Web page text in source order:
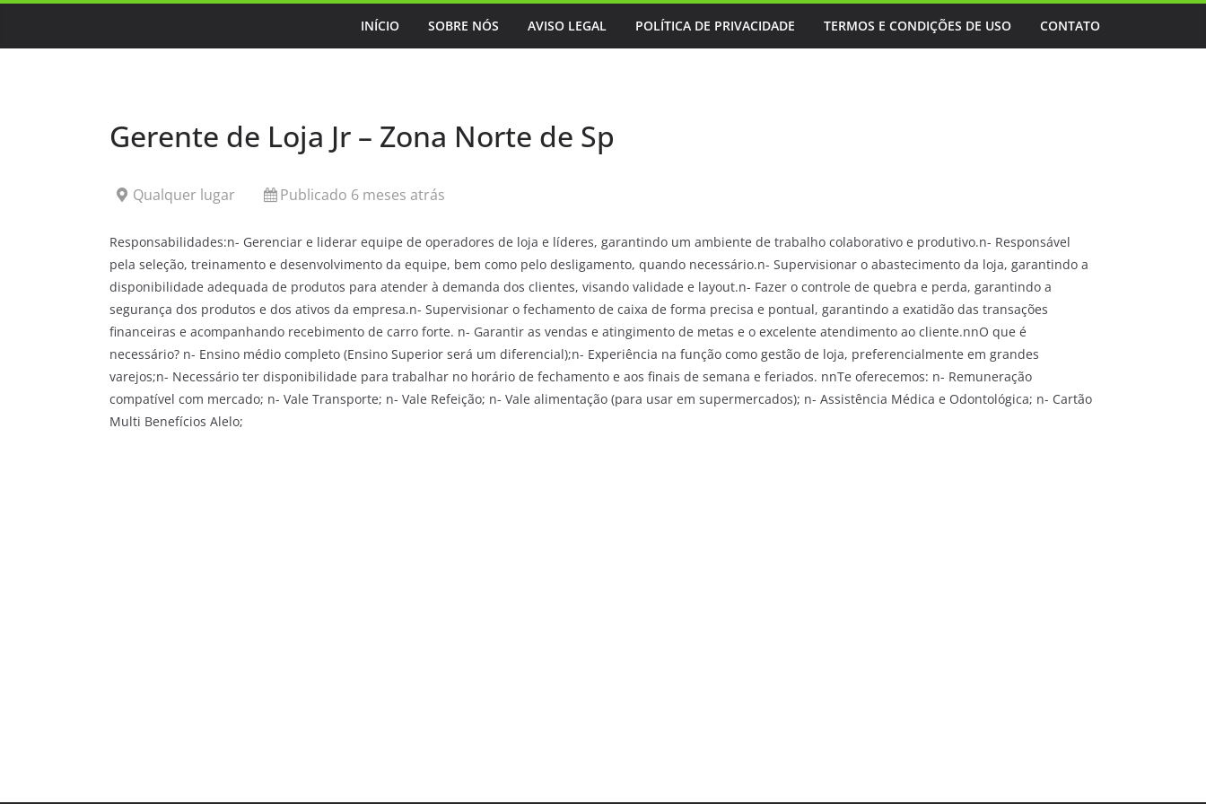
INÍCIO SOBRE NÓS AVISO LEGAL POLÍTICA DE PRIVACIDADE TERMOS E CONDIÇÕES DE USO CONTATO
Gerente de Loja Jr – Zona Norte de Sp
Qualquer lugar Publicado 6 meses atrás
Responsabilidades:n- Gerenciar e liderar equipe de operadores de loja e líderes, garantindo um ambiente de trabalho colaborativo e produtivo.n- Responsável
pela seleção, treinamento e desenvolvimento da equipe, bem como pelo desligamento, quando necessário.n- Supervisionar o abastecimento da loja, garantindo a
disponibilidade adequada de produtos para atender à demanda dos clientes, visando validade e layout.n- Fazer o controle de quebra e perda, garantindo a
segurança dos produtos e dos ativos da empresa.n- Supervisionar o fechamento de caixa de forma precisa e pontual, garantindo a exatidão das transações
financeiras e acompanhando recebimento de carro forte. n- Garantir as vendas e atingimento de metas e o excelente atendimento ao cliente.nnO que é
necessário? n- Ensino médio completo (Ensino Superior será um diferencial);n- Experiência na função como gestão de loja, preferencialmente em grandes
varejos;n- Necessário ter disponibilidade para trabalhar no horário de fechamento e aos finais de semana e feriados. nnTe oferecemos: n- Remuneração
compatível com mercado; n- Vale Transporte; n- Vale Refeição; n- Vale alimentação (para usar em supermercados); n- Assistência Médica e Odontológica; n- Cartão
Multi Benefícios Alelo;